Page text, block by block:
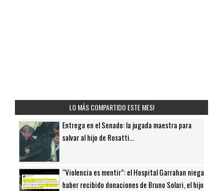
LO MÁS COMPARTIDO ESTE MES!
Entrega en el Senado: la jugada maestra para
salvar al hijo de Rosatti...
“Violencia es mentir”: el Hospital Garrahan niega
haber recibido donaciones de Bruno Solari, el hijo